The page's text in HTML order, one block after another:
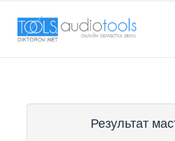
Результат